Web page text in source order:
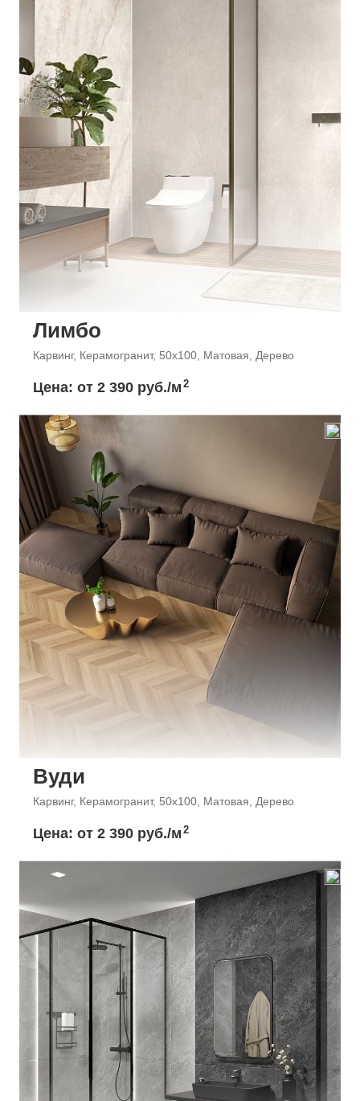
Лимбо
Карвинг, Керамогранит, 50x100, Матовая, Дерево
Цена: от 2 390 руб./м 2
Вуди
Карвинг, Керамогранит, 50x100, Матовая, Дерево
Цена: от 2 390 руб./м 2